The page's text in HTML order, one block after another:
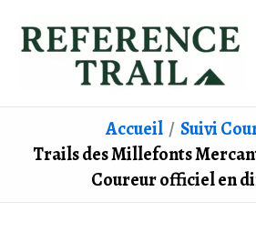
Accueil
Suivi
Trails des Millefonts
Coureur officiel en